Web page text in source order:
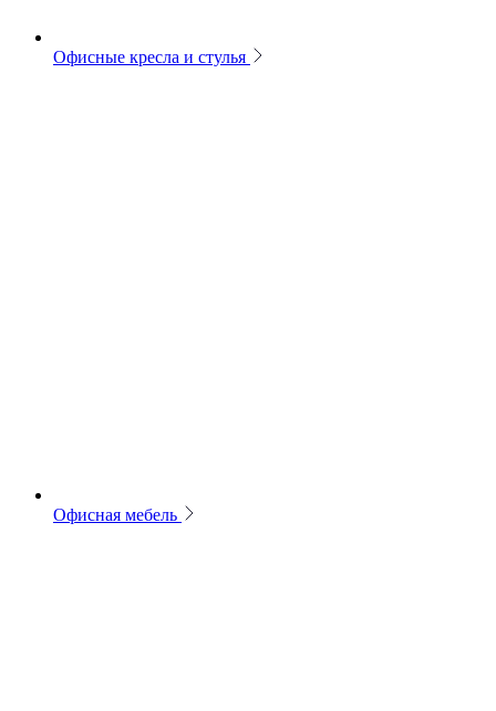
Офисные кресла и стулья
Офисная мебель